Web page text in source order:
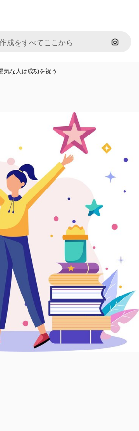
画像で
気な人は成功を祝う